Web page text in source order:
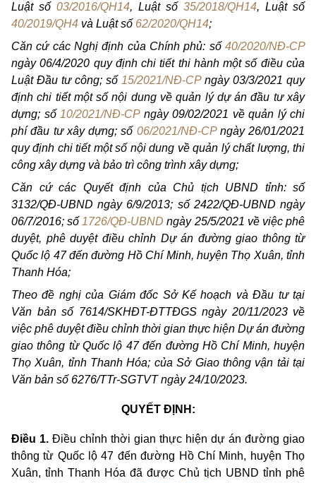
Luật số 03/2016/QH14, Luật số 35/2018/QH14, Luật số
40/2019/QH4 và Luật số 62/2020/QH14;
Căn cứ các Nghị định của Chính phủ: số 40/2020/NĐ-CP
ngày 06/4/2020 quy định chi tiết thi hành một số điều của
Luật Đầu tư công; số 15/2021/NĐ-CPngày 03/3/2021 quy
định chi tiết một số nội dung về quản lý dự án đầu tư xây
dựng; số 10/2021/NĐ-CPngày 09/02/2021 về quản lý chi
phí đầu tư xây dựng; số 06/2021/NĐ-CPngày 26/01/2021
quy định chi tiết một số nội dung về quản lý chất lượng, thi
công xây dựng và bảo trì công trình xây dựng;
Căn cứ các Quyết định của Chủ tịch UBND tỉnh: số
3132/QĐ-UBND ngày 6/9/2013; số 2422/QĐ-UBND ngày
06/7/2016; số 1726/QĐ-UBND ngày 25/5/2021 về việc phê
duyệt, phê duyệt điều chỉnh Dự án đường giao thông từ
Quốc lộ 47 đến đường Hồ Chí Minh, huyện Thọ Xuân, tỉnh
Thanh Hóa;
Theo đề nghị của Giám đốc Sở Kế hoạch và Đầu tư tại
Văn bản số 7614/SKHĐT-ĐTTĐGS ngày 20/11/2023 về
việc phê duyệt điều chỉnh thời gian thực hiện Dự án đường
giao thông từ Quốc lộ 47 đến đường Hồ Chí Minh, huyện
Thọ Xuân, tỉnh Thanh Hóa; của Sở Giao thông vận tải tại
Văn bản số 6276/TTr-SGTVT ngày 24/10/2023.
QUYẾT ĐỊNH:
Điều 1. Điều chỉnh thời gian thực hiện dự án đường giao
thông từ Quốc lộ 47 đến đường Hồ Chí Minh, huyện Thọ
Xuân, tỉnh Thanh Hóa đã được Chủ tịch UBND tỉnh phê